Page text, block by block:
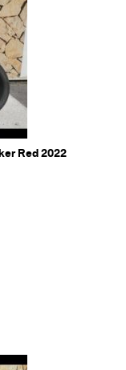
Red 2022